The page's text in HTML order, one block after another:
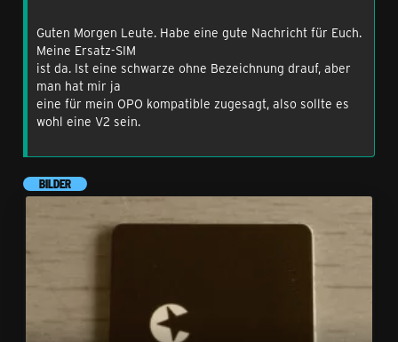
Guten Morgen Leute. Habe eine gute Nachricht für Euch.
Meine Ersatz-SIM
ist da. Ist eine schwarze ohne Bezeichnung drauf, aber
man hat mir ja
eine für mein OPO kompatible zugesagt, also sollte es
wohl eine V2 sein.
BILDER